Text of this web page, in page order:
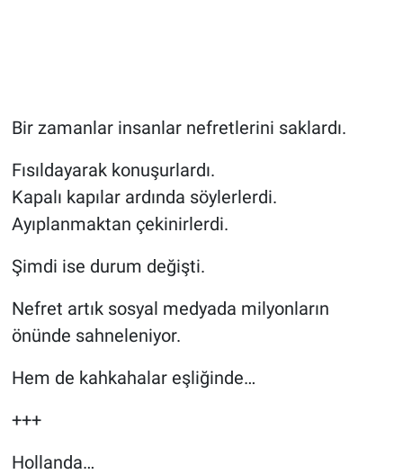
Bir zamanlar insanlar nefretlerini saklardı.
Fısıldayarak konuşurlardı.
Kapalı kapılar ardında söylerlerdi.
Ayıplanmaktan çekinirlerdi.
Şimdi ise durum değişti.
Nefret artık sosyal medyada milyonların
önünde sahneleniyor.
Hem de kahkahalar eşliğinde…
+++
Hollanda…